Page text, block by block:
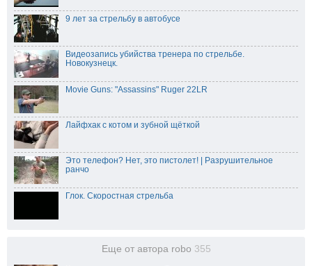
9 лет за стрельбу в автобусе
Видеозапись убийства тренера по стрельбе.
Новокузнецк.
Movie Guns: "Assassins" Ruger 22LR
Лайфхак с котом и зубной щёткой
Это телефон? Нет, это пистолет! | Разрушительное
ранчо
Глок. Скоростная стрельба
Еще от автора robo 355